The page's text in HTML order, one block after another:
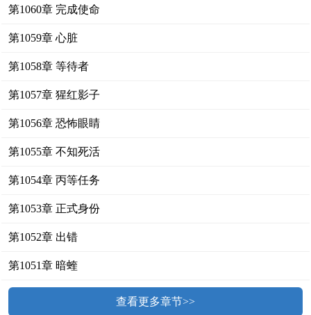
第1060章 完成使命
第1059章 心脏
第1058章 等待者
第1057章 猩红影子
第1056章 恐怖眼睛
第1055章 不知死活
第1054章 丙等任务
第1053章 正式身份
第1052章 出错
第1051章 暗蝰
查看更多章节>>